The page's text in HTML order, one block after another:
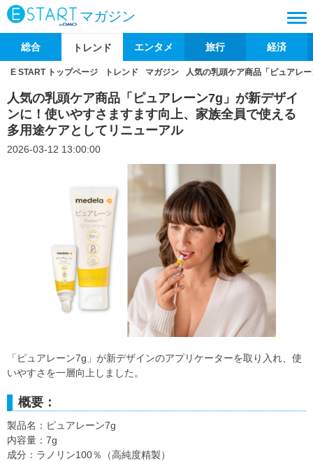
マガジン
総合 トレンド エンタメ 旅行 経済
E START トップページ トレンド マガジン 人気の乳頭ケア商品「ピュアレ
人気の乳頭ケア商品「ピュアレーン7g」が新デザイ
ンに！使いやすさますます向上、家族全員で使える
多用途ケアとしてリニューアル
2026-03-12 13:00:00
「ピュアレーン7g」が新デザインのアプリケーターを取り入れ、使
いやすさを一層向上しました。
概要：
製品名：ピュアレーン7g
内容量：7g
成分：ラノリン100％（高純度精製）